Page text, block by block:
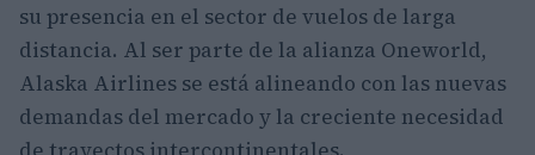
su presencia en el sector de vuelos de larga
distancia. Al ser parte de la alianza Oneworld,
Alaska Airlines se está alineando con las nuevas
demandas del mercado y la creciente necesidad